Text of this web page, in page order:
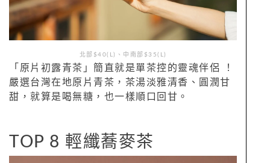
北部$40(L)、中南部$35(L)
「原片初露青茶」簡直就是單茶控的靈魂伴侶 ！
嚴選台灣在地原片青茶，茶湯淡雅清香、圓潤甘
甜，就算是喝無糖，也一樣順口回甘。
TOP 8 輕纖蕎麥茶